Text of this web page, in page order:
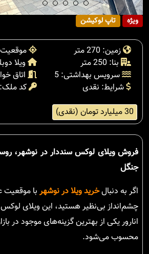
ویژه تاپ لوکیشن
زمین: 270 متر
بنا: 250 متر
ویلا
سرویس بهداشتی: 5
اتاق
شرایط: نقدی
کد ملک:
30 میلیارد تومان (نقدی)
فروش ویلای لوکس سنددار در نوشهر،
جنگل
اگر به دنبالخرید ویلا در نوشهر با موقعیت
چشم‌انداز بی‌نظیر هستید، این ویلای
انارور یکی از بهترین گزینه‌های موجود در
محسوب می‌شود.